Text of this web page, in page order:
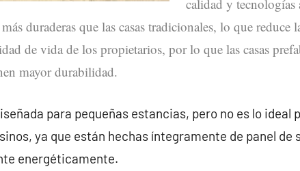
calidad y tecnologías
más duraderas que las casas tradicionales, lo que
de vida de los propietarios, por lo que las casas
mayor durabilidad.
para pequeñas estancias, pero no es lo ideal
ya que están hechas íntegramente de panel de
energéticamente.